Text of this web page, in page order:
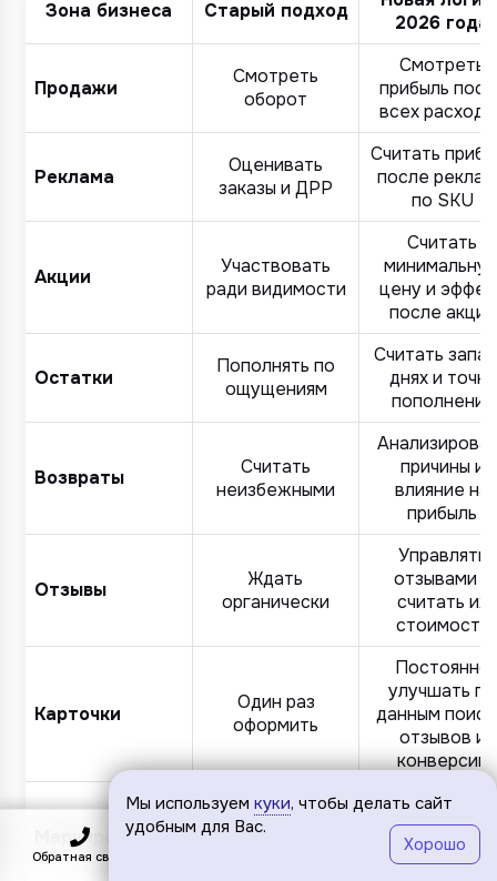
Обратная связь Меню
Зона бизнеса Старый подход
2026 года
Продажи
Смотреть
оборот
Смотреть
прибыль
всех
Реклама
Оценивать
заказы и ДРР
Считать
после
по SKU
Акции
Участвовать
ради видимости
Считать
цену и
после акции
Остатки
Пополнять по
ощущениям
Считать
днях и точку
пополнения
Возвраты
Считать
неизбежными
причины и
влияние на
прибыль
Отзывы
Ждать
органически
Управлять
отзывами и
считать их
стоимость
Карточки
Один раз
оформить
Постоянно
улучшать по
данным
отзывов и
конверсии
Маркировка
Передать
складу или
Встроить в
поставки,
документы и
Мы используем куки, чтобы делать сайт
удобным для Вас.
Хорошо